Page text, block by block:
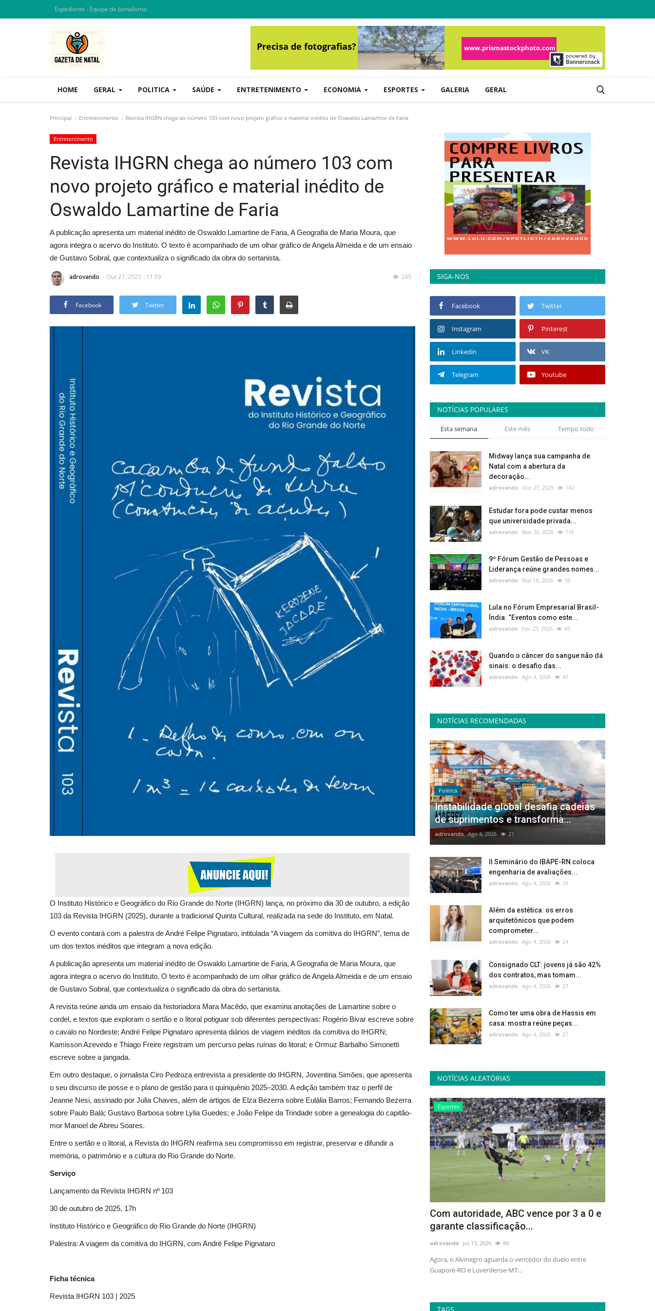
Expediente - Equipe de Jornalismo
HOME GERAL POLITICA SAÚDE ENTRETENIMENTO ECONOMIA ESPORTES GALERIA GERAL
Principal Entretenimento Revista IHGRN chega ao número 103 com novo projeto gráfico e material inédito de Oswaldo Lamartine de Faria
Entretenimento
Revista IHGRN chega ao número 103 com
novo projeto gráfico e material inédito de
Oswaldo Lamartine de Faria
A publicação apresenta um material inédito de Oswaldo Lamartine de Faria, A Geografia de Maria Moura, que
agora integra o acervo do Instituto. O texto é acompanhado de um olhar gráfico de Angela Almeida e de um ensaio
de Gustavo Sobral, que contextualiza o significado da obra do sertanista.
adrovando Out 27, 2025 - 11:59 245
Facebook Twitter
O Instituto Histórico e Geográfico do Rio Grande do Norte (IHGRN) lança, no próximo dia 30 de outubro, a edição
103 da Revista IHGRN (2025), durante a tradicional Quinta Cultural, realizada na sede do Instituto, em Natal.
O evento contará com a palestra de André Felipe Pignataro, intitulada “A viagem da comitiva do IHGRN”, tema de
um dos textos inéditos que integram a nova edição.
A publicação apresenta um material inédito de Oswaldo Lamartine de Faria, A Geografia de Maria Moura, que
agora integra o acervo do Instituto. O texto é acompanhado de um olhar gráfico de Angela Almeida e de um ensaio
de Gustavo Sobral, que contextualiza o significado da obra do sertanista.
A revista reúne ainda um ensaio da historiadora Mara Macêdo, que examina anotações de Lamartine sobre o
cordel, e textos que exploram o sertão e o litoral potiguar sob diferentes perspectivas: Rogério Bivar escreve sobre
o cavalo no Nordeste; André Felipe Pignataro apresenta diários de viagem inéditos da comitiva do IHGRN;
Kamisson Azevedo e Thiago Freire registram um percurso pelas ruínas do litoral; e Ormuz Barbalho Simonetti
escreve sobre a jangada.
Em outro destaque, o jornalista Ciro Pedroza entrevista a presidente do IHGRN, Joventina Simões, que apresenta
o seu discurso de posse e o plano de gestão para o quinquênio 2025–2030. A edição também traz o perfil de
Jeanne Nesi, assinado por Julia Chaves, além de artigos de Elza Bezerra sobre Eulália Barros; Fernando Bezerra
sobre Paulo Balá; Gustavo Barbosa sobre Lylia Guedes; e João Felipe da Trindade sobre a genealogia do capitão-
mor Manoel de Abreu Soares.
Entre o sertão e o litoral, a Revista do IHGRN reafirma seu compromisso em registrar, preservar e difundir a
memória, o patrimônio e a cultura do Rio Grande do Norte.
Serviço
Lançamento da Revista IHGRN nº 103
30 de outubro de 2025, 17h
Instituto Histórico e Geográfico do Rio Grande do Norte (IHGRN)
Palestra: A viagem da comitiva do IHGRN, com André Felipe Pignataro
Ficha técnica
Revista IHGRN 103 | 2025
SIGA-NOS
Facebook Twitter
Instagram Pinterest
Linkedin VK
Telegram Youtube
NOTÍCIAS POPULARES
Esta semana Este mês Tempo todo
Midway lança sua campanha de
Natal com a abertura da
decoração...
adrovando Out 27, 2025 142
Estudar fora pode custar menos
que universidade privada...
adrovando Mar 30, 2026 116
9º Fórum Gestão de Pessoas e
Liderança reúne grandes nomes...
adrovando Mai 18, 2026 50
Lula no Fórum Empresarial Brasil-
Índia: “Eventos como este...
adrovando Fev 23, 2026 43
Quando o câncer do sangue não dá
sinais: o desafio das...
adrovando Ago 4, 2026 43
NOTÍCIAS RECOMENDADAS
Politica
Instabilidade global desafia cadeias
de suprimentos e transforma...
adrovando Ago 4, 2026 21
II Seminário do IBAPE-RN coloca
engenharia de avaliações...
adrovando Ago 4, 2026 29
Além da estética: os erros
arquitetônicos que podem
comprometer...
adrovando Ago 4, 2026 24
Consignado CLT: jovens já são 42%
dos contratos, mas tomam...
adrovando Ago 4, 2026 27
Como ter uma obra de Hassis em
casa: mostra reúne peças...
adrovando Ago 4, 2026 21
NOTÍCIAS ALEATÓRIAS
Guerra, democracia e direito
internacional: os limites...
adrovando Mar 30, 2026 447
Cavernas de Martins e abre...
adrovando
Esportes
Com autoridade, ABC vence por 3 a 0 e
garante classificação...
adrovando Jul 13, 2026 89
Agora, o Alvinegro aguarda o vencedor do duelo entre
Guaporé-RO e Luverdense-MT...